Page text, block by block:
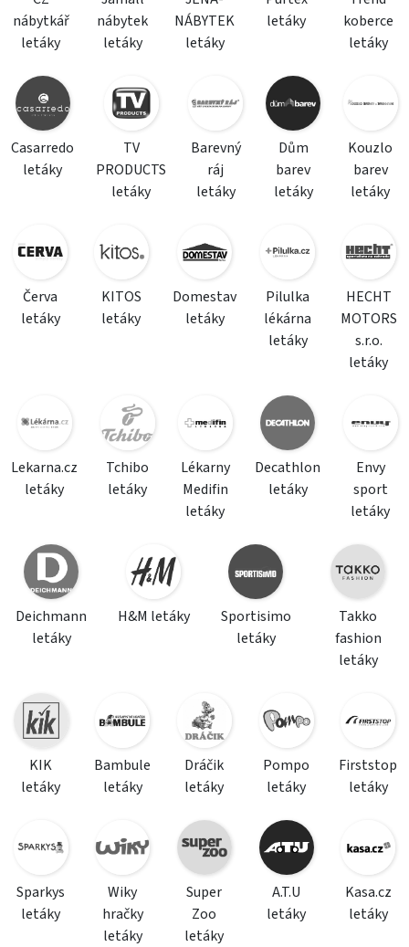
nábytkář
letáky
nábytek
letáky
NÁBYTEK
letáky
letáky
koberce
letáky
Casarredo
letáky
TV
PRODUCTS
letáky
Barevný
ráj
letáky
Dům
barev
letáky
Kouzlo
barev
letáky
Červa
letáky
KITOS
letáky
Domestav
letáky
Pilulka
lékárna
letáky
HECHT
MOTORS
s.r.o.
letáky
Lekarna.cz
letáky
Tchibo
letáky
Lékarny
Medifin
letáky
Decathlon
letáky
Envy
sport
letáky
Deichmann
letáky
H&M letáky
Sportisimo
letáky
Takko
fashion
letáky
KIK
letáky
Bambule
letáky
Dráčik
letáky
Pompo
letáky
Firststop
letáky
Sparkys
letáky
Wiky
hračky
letáky
Super
Zoo
letáky
A.T.U
letáky
Kasa.cz
letáky